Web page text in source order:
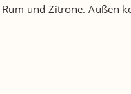
und Zitrone. Außen